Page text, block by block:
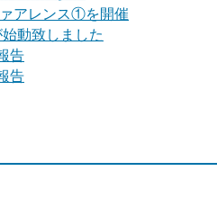
アレンス①を開催
動致しました
告
告